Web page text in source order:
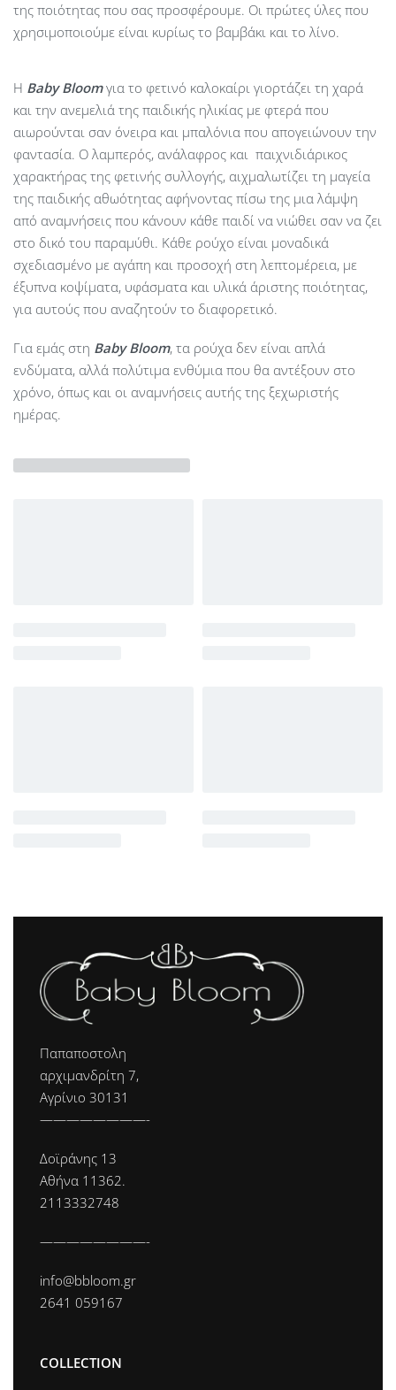
της ποιότητας που σας προσφέρουμε. Οι πρώτες ύλες που
χρησιμοποιούμε είναι κυρίως το βαμβάκι και το λίνο.
Η Baby Bloom για το φετινό καλοκαίρι γιορτάζει τη χαρά
και την ανεμελιά της παιδικής ηλικίας με φτερά που
αιωρούνται σαν όνειρα και μπαλόνια που απογειώνουν την
φαντασία. Ο λαμπερός, ανάλαφρος και παιχνιδιάρικος
χαρακτήρας της φετινής συλλογής, αιχμαλωτίζει τη μαγεία
της παιδικής αθωότητας αφήνοντας πίσω της μια λάμψη
από αναμνήσεις που κάνουν κάθε παιδί να νιώθει σαν να ζει
στο δικό του παραμύθι. Κάθε ρούχο είναι μοναδικά
σχεδιασμένο με αγάπη και προσοχή στη λεπτομέρεια, με
έξυπνα κοψίματα, υφάσματα και υλικά άριστης ποιότητας,
για αυτούς που αναζητούν το διαφορετικό.
Για εμάς στη Baby Bloom, τα ρούχα δεν είναι απλά
ενδύματα, αλλά πολύτιμα ενθύμια που θα αντέξουν στο
χρόνο, όπως και οι αναμνήσεις αυτής της ξεχωριστής
ημέρας.
Παπαποστολη
αρχιμανδρίτη 7,
Αγρίνιο 30131
————————-
Δοϊράνης 13
Αθήνα 11362.
2113332748
————————-
info@bbloom.gr
2641 059167
COLLECTION